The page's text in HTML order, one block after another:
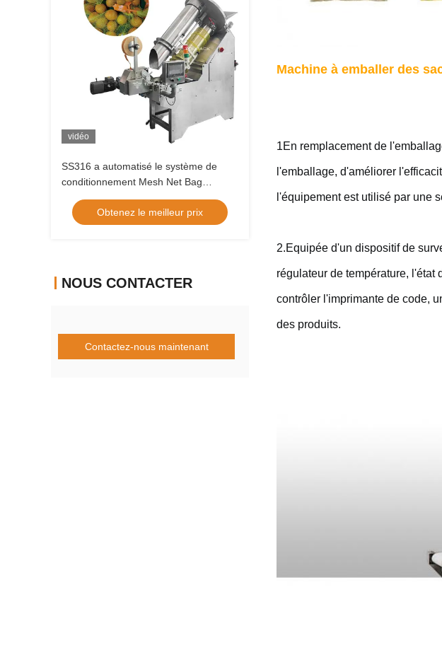
vidéo
SS316 a automatisé le système de
conditionnement Mesh Net Bag
Packaging Equipment en nylon
Obtenez le meilleur prix
NOUS CONTACTER
Contactez-nous maintenant
Machine à emballer des
1En remplacement de
l'emballage, d'améliorer
l'équipement est utilisé par une
2.Equipée d'un dispositif de
régulateur de température, l'état
contrôler l'imprimante de code,
des produits.